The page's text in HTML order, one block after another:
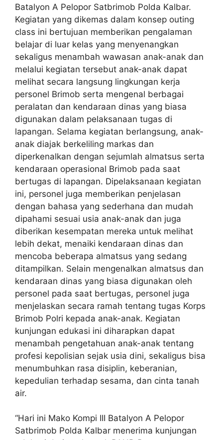
Batalyon A Pelopor Satbrimob Polda Kalbar.
Kegiatan yang dikemas dalam konsep outing
class ini bertujuan memberikan pengalaman
belajar di luar kelas yang menyenangkan
sekaligus menambah wawasan anak-anak dan
melalui kegiatan tersebut anak-anak dapat
melihat secara langsung lingkungan kerja
personel Brimob serta mengenal berbagai
peralatan dan kendaraan dinas yang biasa
digunakan dalam pelaksanaan tugas di
lapangan. Selama kegiatan berlangsung, anak-
anak diajak berkeliling markas dan
diperkenalkan dengan sejumlah almatsus serta
kendaraan operasional Brimob pada saat
bertugas di lapangan. Dipelaksanaan kegiatan
ini, personel juga memberikan penjelasan
dengan bahasa yang sederhana dan mudah
dipahami sesuai usia anak-anak dan juga
diberikan kesempatan mereka untuk melihat
lebih dekat, menaiki kendaraan dinas dan
mencoba beberapa almatsus yang sedang
ditampilkan. Selain mengenalkan almatsus dan
kendaraan dinas yang biasa digunakan oleh
personel pada saat bertugas, personel juga
menjelaskan secara ramah tentang tugas Korps
Brimob Polri kepada anak-anak. Kegiatan
kunjungan edukasi ini diharapkan dapat
menambah pengetahuan anak-anak tentang
profesi kepolisian sejak usia dini, sekaligus bisa
menumbuhkan rasa disiplin, keberanian,
kepedulian terhadap sesama, dan cinta tanah
air.
“Hari ini Mako Kompi III Batalyon A Pelopor
Satbrimob Polda Kalbar menerima kunjungan